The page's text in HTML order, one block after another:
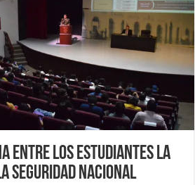
entre los estudiantes la
Seguridad Nacional